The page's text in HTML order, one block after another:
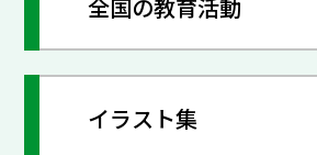
全国の教育活動
イラスト集